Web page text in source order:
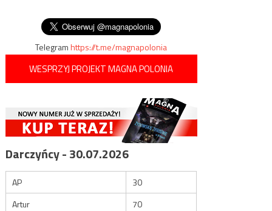
Telegramhttps://t.me/magnapolonia
WESPRZYJ PROJEKT MAGNA POLONIA
Darczyńcy - 30.07.2026
AP
30
Artur
70